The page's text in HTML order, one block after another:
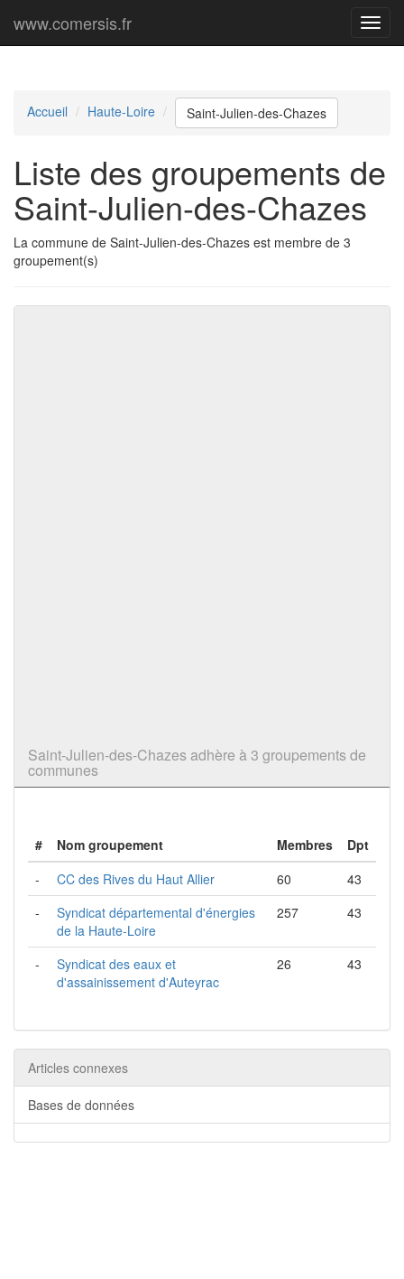
Menu
www.comersis.fr
Accueil Haute-Loire Saint-Julien-des-Chazes
Liste des groupements de
Saint-Julien-des-Chazes
La commune de Saint-Julien-des-Chazes est membre de 3
groupement(s)
Saint-Julien-des-Chazes adhère à 3 groupements de
communes
# Nom groupement Membres
Dpt
-
CC des Rives du Haut Allier 60
43
-
Syndicat départemental d'énergies
de la Haute-Loire
257 43
-
Syndicat des eaux et
d'assainissement d'Auteyrac
26 43
Articles connexes
Bases de données